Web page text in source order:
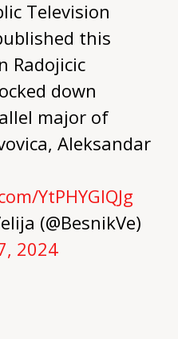
Television
this
Radojicic
down
major of
Aleksandar
YtPHYGlQJg
(@BesnikVe)
2024